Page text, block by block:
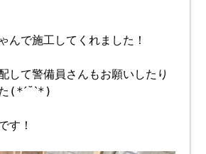
んで施工してくれました！
して警備員さんもお願いしたり
(*ˊ˘ˋ*)
す！